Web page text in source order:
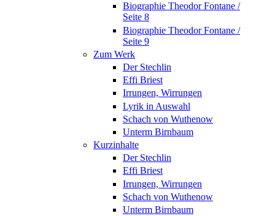
Biographie Theodor Fontane /
Seite 8
Biographie Theodor Fontane /
Seite 9
Zum Werk
Der Stechlin
Effi Briest
Irrungen, Wirrungen
Lyrik in Auswahl
Schach von Wuthenow
Unterm Birnbaum
Kurzinhalte
Der Stechlin
Effi Briest
Irrungen, Wirrungen
Schach von Wuthenow
Unterm Birnbaum